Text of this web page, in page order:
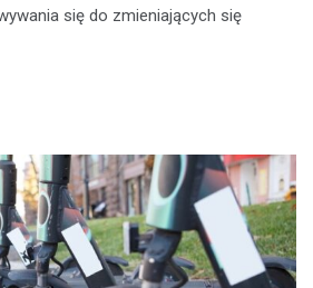
się do zmieniających się